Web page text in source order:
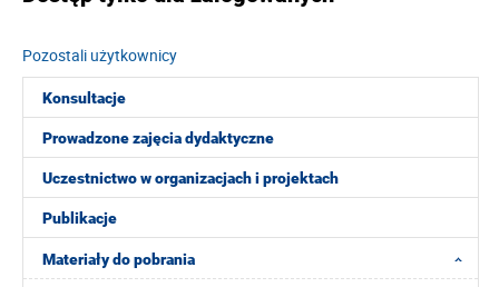
Konsultacje
Prowadzone zajęcia dydaktyczne
Uczestnictwo w organizacjach i projektach
Publikacje
Materiały do pobrania
Pozostali użytkownicy